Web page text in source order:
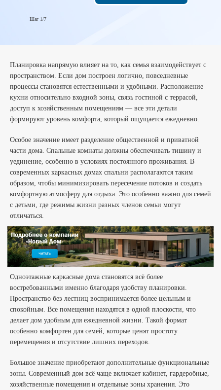
Шаг 1/7
Планировка напрямую влияет на то, как семья взаимодействует с
пространством. Если дом построен логично, повседневные
процессы становятся естественными и удобными. Расположение
кухни относительно входной зоны, связь гостиной с террасой,
доступ к хозяйственным помещениям — все эти детали
формируют уровень комфорта, который ощущается ежедневно.
Особое значение имеет разделение общественной и приватной
части дома. Спальные комнаты должны обеспечивать тишину и
уединение, особенно в условиях постоянного проживания. В
современных каркасных домах спальни располагаются таким
образом, чтобы минимизировать пересечение потоков и создать
комфортную атмосферу для отдыха. Это особенно важно для семей
с детьми, где режимы жизни разных членов семьи могут
отличаться.
Одноэтажные каркасные дома становятся всё более
востребованными именно благодаря удобству планировки.
Пространство без лестниц воспринимается более цельным и
спокойным. Все помещения находятся в одной плоскости, что
делает дом удобным для ежедневной жизни. Такой формат
особенно комфортен для семей, которые ценят простоту
перемещения и отсутствие лишних переходов.
Большое значение приобретают дополнительные функциональные
зоны. Современный дом всё чаще включает кабинет, гардеробные,
хозяйственные помещения и отдельные зоны хранения. Это